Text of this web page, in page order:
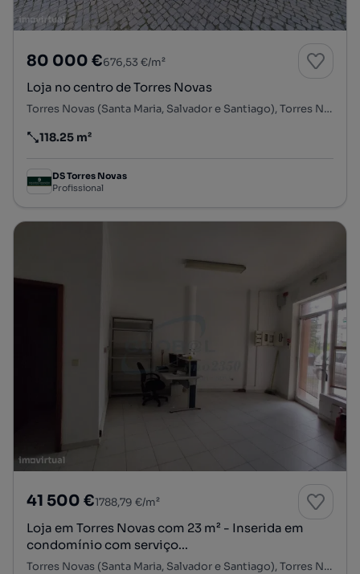
80 000 €676,53 €/m²
Loja no centro de Torres Novas
Torres Novas (Santa Maria, Salvador e Santiago), Torres Novas, Santarém
Preço por metro quadrado
118.25 m²
DS Torres Novas
Profissional
41 500 €1788,79 €/m²
Loja em Torres Novas com 23 m² - Inserida em
condomínio com serviço...
Torres Novas (Santa Maria, Salvador e Santiago), Torres Novas, Santarém